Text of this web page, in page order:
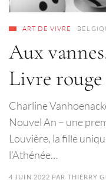
ART DE VIVRE
Aux
Livre
Charline
Nouvel An – une
Louvière, la fille
l’Athénée…
4 JUIN 2022 PAR THIERRY